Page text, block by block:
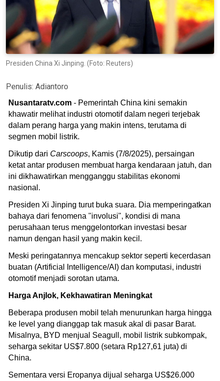
Presiden China Xi Jinping. (Foto: Reuters)
Penulis: Adiantoro
Nusantaratv.com - Pemerintah China kini semakin
khawatir melihat industri otomotif dalam negeri terjebak
dalam perang harga yang makin intens, terutama di
segmen mobil listrik.
Dikutip dari Carscoops, Kamis (7/8/2025), persaingan
ketat antar produsen membuat harga kendaraan jatuh, dan
ini dikhawatirkan mengganggu stabilitas ekonomi
nasional.
Presiden Xi Jinping turut buka suara. Dia memperingatkan
bahaya dari fenomena "involusi", kondisi di mana
perusahaan terus menggelontorkan investasi besar
namun dengan hasil yang makin kecil.
Meski peringatannya mencakup sektor seperti kecerdasan
buatan (Artificial Intelligence/AI) dan komputasi, industri
otomotif menjadi sorotan utama.
Harga Anjlok, Kekhawatiran Meningkat
Beberapa produsen mobil telah menurunkan harga hingga
ke level yang dianggap tak masuk akal di pasar Barat.
Misalnya, BYD menjual Seagull, mobil listrik subkompak,
seharga sekitar US$7.800 (setara Rp127,61 juta) di
China.
Sementara versi Eropanya dijual seharga US$26.000